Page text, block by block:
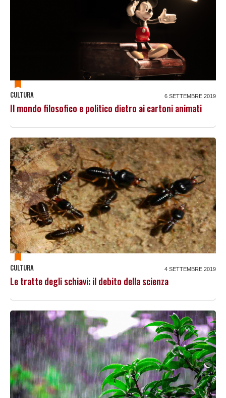
CULTURA 6 SETTEMBRE 2019
Il mondo filosofico e politico dietro ai cartoni animati
CULTURA 4 SETTEMBRE 2019
Le tratte degli schiavi: il debito della scienza